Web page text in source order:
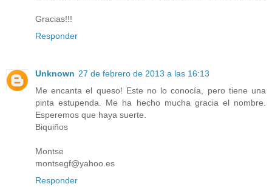
Gracias!!!
Responder
Unknown 27 de febrero de 2013 a las 16:13
Me encanta el queso! Este no lo conocía, pero tiene una
pinta estupenda. Me ha hecho mucha gracia el nombre.
Esperemos que haya suerte.
Biquiños
Montse
montsegf@yahoo.es
Responder